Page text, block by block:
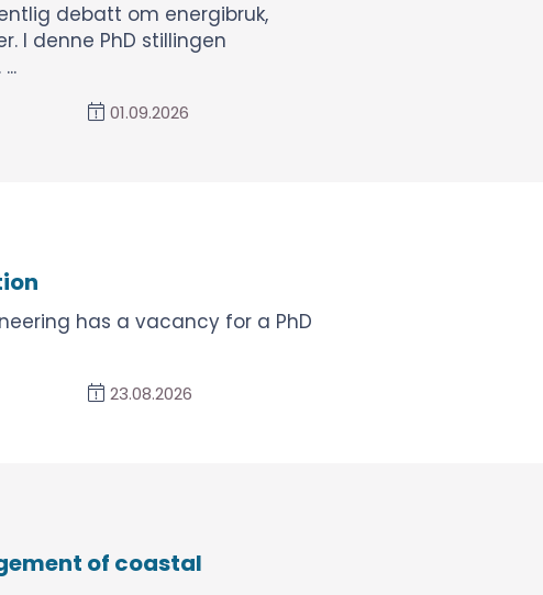
debatt om energibruk,
I denne PhD stillingen
01.09.2026
has a vacancy for a PhD
23.08.2026
of coastal